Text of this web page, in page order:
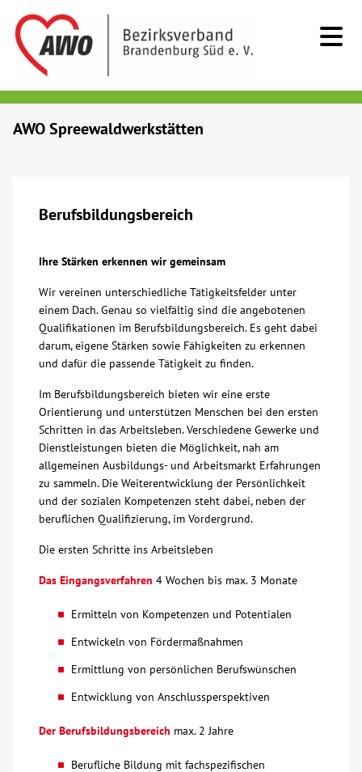
Menschen mit Behinderung
Begegnung
Bildung
Über uns
Veranstaltungen
Spenden
Karriere
Ausbildung
Glossar
Kontakt
AWO Spreewaldwerkstätten
Berufsbildungsbereich
Ihre Stärken erkennen wir gemeinsam
Wir vereinen unterschiedliche Tätigkeitsfelder unter
einem Dach. Genau so vielfältig sind die angebotenen
Qualifikationen im Berufsbildungsbereich. Es geht dabei
darum, eigene Stärken sowie Fähigkeiten zu erkennen
und dafür die passende Tätigkeit zu finden.
Im Berufsbildungsbereich bieten wir eine erste
Orientierung und unterstützen Menschen bei den ersten
Schritten in das Arbeitsleben. Verschiedene Gewerke und
Dienstleistungen bieten die Möglichkeit, nah am
allgemeinen Ausbildungs- und Arbeitsmarkt Erfahrungen
zu sammeln. Die Weiterentwicklung der Persönlichkeit
und der sozialen Kompetenzen steht dabei, neben der
beruflichen Qualifizierung, im Vordergrund.
Die ersten Schritte ins Arbeitsleben
Das Eingangsverfahren 4 Wochen bis max. 3 Monate
Ermitteln von Kompetenzen und Potentialen
Entwickeln von Fördermaßnahmen
Ermittlung von persönlichen Berufswünschen
Entwicklung von Anschlussperspektiven
Der Berufsbildungsbereich max. 2 Jahre
Berufliche Bildung mit fachspezifischen